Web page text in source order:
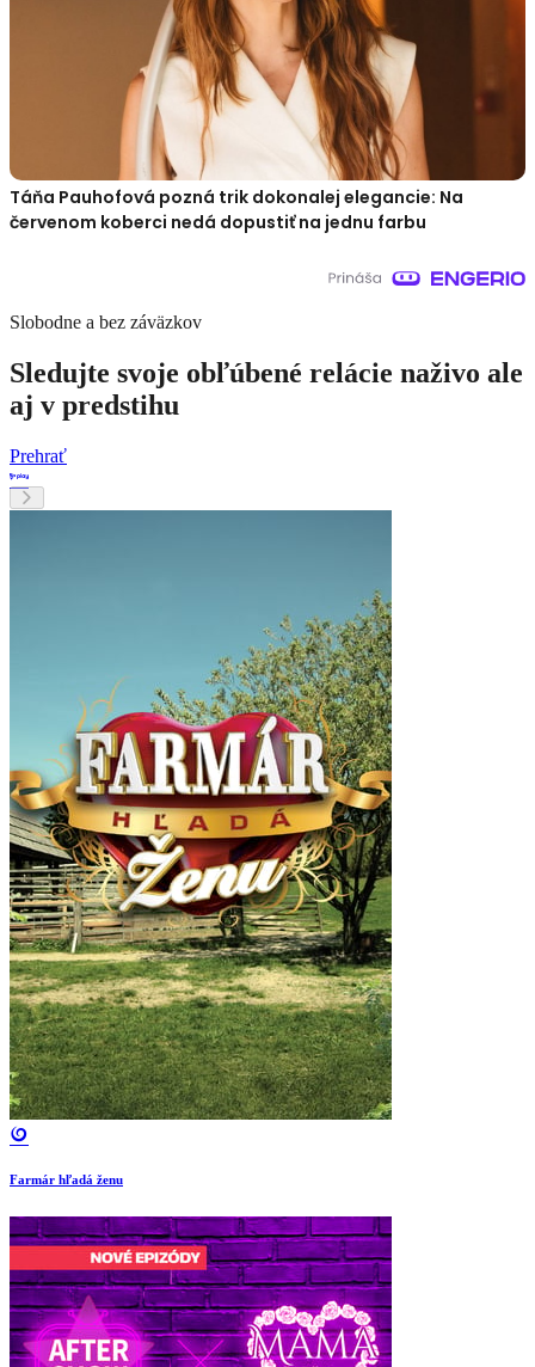
Táňa Pauhofová pozná trik dokonalej elegancie: Na
červenom koberci nedá dopustiť na jednu farbu
Slobodne a bez záväzkov
Sledujte svoje obľúbené relácie naživo ale
aj v predstihu
Prehrať
Farmár hľadá ženu